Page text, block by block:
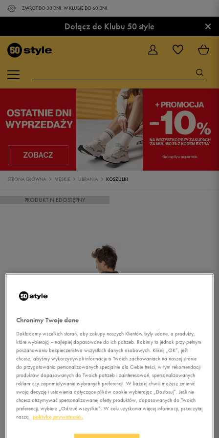
ZWROT DO 30 DNI. W KLUBIE DO 60 DNI.
Dołącz do Klubu 50 style ×
STRONA GŁÓWNA MĘSKIE UBRANIA KOSZULKI
PRODUKT NIEDOSTĘPNY
1/2
Chronimy Twoje dane
Dokładamy wszelkich starań, aby zakupy naszych Klientów były udane, a produkty,
które wybierają – najlepiej dopasowane do ich potrzeb. Robimy to jednak przy pełnym
poszanowaniu bezpieczeństwa wszystkich danych osobowych. Kliknij „OK”, jeśli
chcesz, abyśmy wykorzystywali informacje o Twoich zachowaniach na naszej stronie
do przygotowania personalizowanych specjalnie dla Ciebie treści, w tym rekomendacji
produktów dopasowanych do Twoich potrzeb i zainteresowań, spersonalizowanych
reklam czy zapamiętywanie wybranych preferencji. W każdej chwili możesz zmienić
swoją decyzję i ustawienia dotyczące plików cookie wybierając „Dostosuj”. Jeśli nie
chcesz otrzymywać spersonalizowanej oferty produktów, dopasowanych do Twoich
preferencji, wybierz „Odrzuć wszystkie”. W celu uzyskania więcej informacji, przeczytaj
naszą
politykę prywatności.